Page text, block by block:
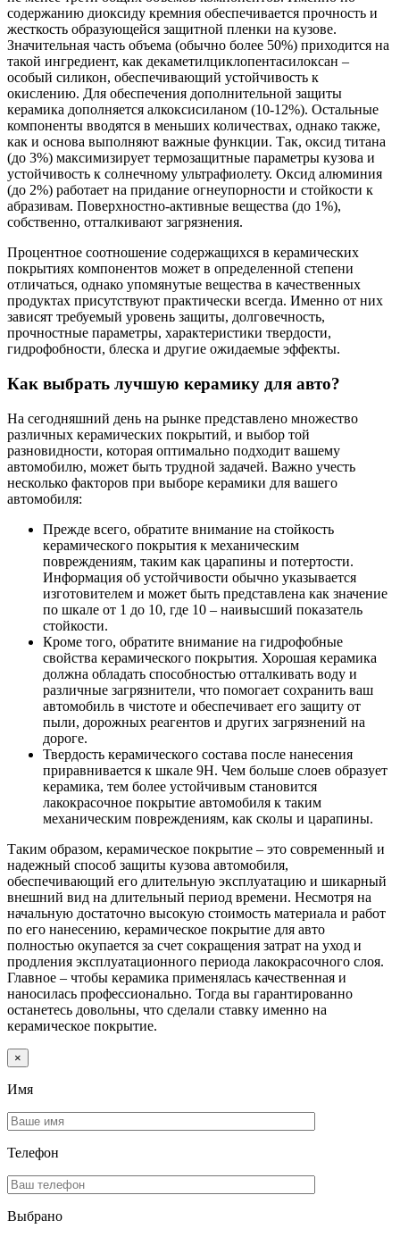
содержанию диоксиду кремния обеспечивается прочность и
жесткость образующейся защитной пленки на кузове.
Значительная часть объема (обычно более 50%) приходится на
такой ингредиент, как декаметилциклопентасилоксан –
особый силикон, обеспечивающий устойчивость к
окислению. Для обеспечения дополнительной защиты
керамика дополняется алкоксисиланом (10-12%). Остальные
компоненты вводятся в меньших количествах, однако также,
как и основа выполняют важные функции. Так, оксид титана
(до 3%) максимизирует термозащитные параметры кузова и
устойчивость к солнечному ультрафиолету. Оксид алюминия
(до 2%) работает на придание огнеупорности и стойкости к
абразивам. Поверхностно-активные вещества (до 1%),
собственно, отталкивают загрязнения.
Процентное соотношение содержащихся в керамических
покрытиях компонентов может в определенной степени
отличаться, однако упомянутые вещества в качественных
продуктах присутствуют практически всегда. Именно от них
зависят требуемый уровень защиты, долговечность,
прочностные параметры, характеристики твердости,
гидрофобности, блеска и другие ожидаемые эффекты.
Как выбрать лучшую керамику для авто?
На сегодняшний день на рынке представлено множество
различных керамических покрытий, и выбор той
разновидности, которая оптимально подходит вашему
автомобилю, может быть трудной задачей. Важно учесть
несколько факторов при выборе керамики для вашего
автомобиля:
Прежде всего, обратите внимание на стойкость
керамического покрытия к механическим
повреждениям, таким как царапины и потертости.
Информация об устойчивости обычно указывается
изготовителем и может быть представлена как значение
по шкале от 1 до 10, где 10 – наивысший показатель
стойкости.
Кроме того, обратите внимание на гидрофобные
свойства керамического покрытия. Хорошая керамика
должна обладать способностью отталкивать воду и
различные загрязнители, что помогает сохранить ваш
автомобиль в чистоте и обеспечивает его защиту от
пыли, дорожных реагентов и других загрязнений на
дороге.
Твердость керамического состава после нанесения
приравнивается к шкале 9H. Чем больше слоев образует
керамика, тем более устойчивым становится
лакокрасочное покрытие автомобиля к таким
механическим повреждениям, как сколы и царапины.
Таким образом, керамическое покрытие – это современный и
надежный способ защиты кузова автомобиля,
обеспечивающий его длительную эксплуатацию и шикарный
внешний вид на длительный период времени. Несмотря на
начальную достаточно высокую стоимость материала и работ
по его нанесению, керамическое покрытие для авто
полностью окупается за счет сокращения затрат на уход и
продления эксплуатационного периода лакокрасочного слоя.
Главное – чтобы керамика применялась качественная и
наносилась профессионально. Тогда вы гарантированно
останетесь довольны, что сделали ставку именно на
керамическое покрытие.
×
Имя
Телефон
Выбрано